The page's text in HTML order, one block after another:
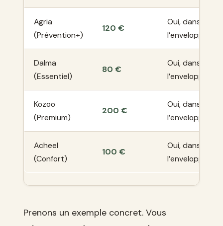
Agria
(Prévention+)
120 €
Oui, dans
l’enveloppe
Dalma
(Essentiel)
80 €
Oui, dans
l’enveloppe
Kozoo
(Premium)
200 €
Oui, dans
l’enveloppe
Acheel
(Confort)
100 €
Oui, dans
l’enveloppe
Prenons un exemple concret. Vous